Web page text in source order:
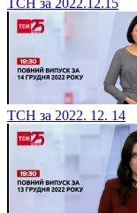
ТСН за 2022. 12. 14